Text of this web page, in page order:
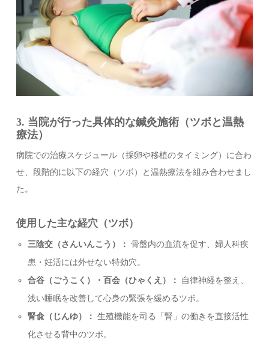
3. 当院が行った具体的な鍼灸施術（ツボと温熱
療法）
病院での治療スケジュール（採卵や移植のタイミング）に合わ
せ、段階的に以下の経穴（ツボ）と温熱療法を組み合わせまし
た。
使用した主な経穴（ツボ）
三陰交（さんいんこう）： 骨盤内の血流を促す、婦人科疾
患・妊活には外せない特効穴。
合谷（ごうこく）・百会（ひゃくえ）：
自律神経を整え、
浅い睡眠を改善して心身の緊張を緩めるツボ。
腎兪（じんゆ）： 生殖機能を司る「腎」の働きを直接活性
化させる背中のツボ。